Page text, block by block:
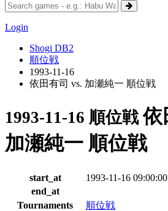
Login
Shogi DB2
順位戦
1993-11-16
依田有司 vs. 加瀬純一 順位戦
1993-11-16 順位戦依
加瀬純一 順位戦
start_at
1993-11-16 09:00:00
end_at
Tournaments
順位戦